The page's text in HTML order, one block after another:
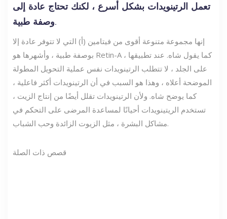
تعمل الرتينويدات بشكل أسرع ، لكنك تحتاج عادة إلى
وصفة طبية.
إنها مجموعة متنوعة أقوى من فيتامين (أ) التي لا تتوفر عادة إلا
بوصفة طبية ، وأشهرها هو Retin-A ، كما يقول شاه. عند تطبيقها
على الجلد ، لا تتطلب الرتينويدات نفس عملية التحويل المطولة
الموضحة أعلاه ، وهذا هو السبب في أن الرتينويدات أكثر فاعلية ،
كما يوضح شاه. ولأن الرتينويدات تقلل أيضًا من إنتاج الزيت ،
تستخدم الريتينويدات أحيانًا لمساعدة المرضى على التحكم في
مشاكل البشرة ، مثل الزيوت الزائدة وحب الشباب.
قصص ذات الصلة